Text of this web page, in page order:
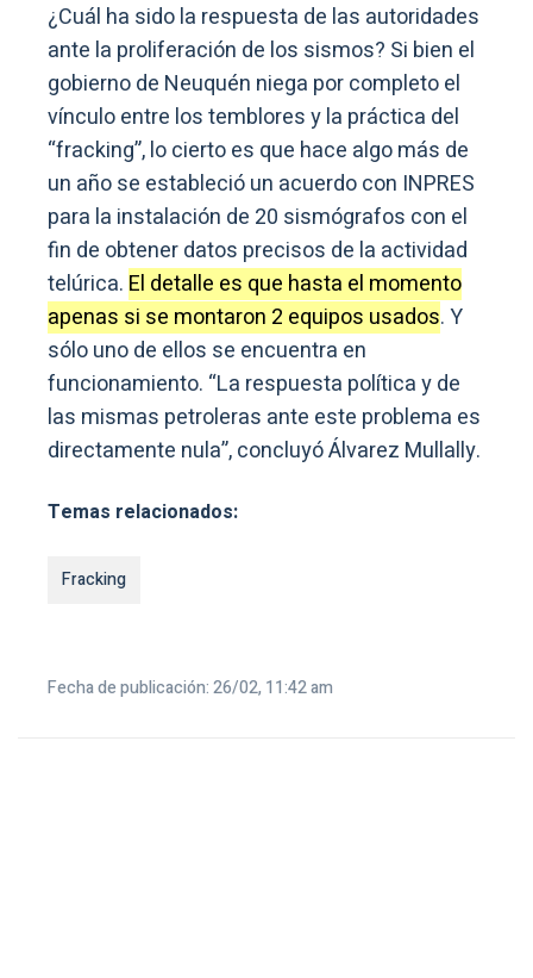
¿Cuál ha sido la respuesta de las autoridades
ante la proliferación de los sismos? Si bien el
gobierno de Neuquén niega por completo el
vínculo entre los temblores y la práctica del
“fracking”, lo cierto es que hace algo más de
un año se estableció un acuerdo con INPRES
para la instalación de 20 sismógrafos con el
fin de obtener datos precisos de la actividad
telúrica. El detalle es que hasta el momento
apenas si se montaron 2 equipos usados. Y
sólo uno de ellos se encuentra en
funcionamiento. “La respuesta política y de
las mismas petroleras ante este problema es
directamente nula”, concluyó Álvarez Mullally.
Temas relacionados:
Fracking
Fecha de publicación: 26/02, 11:42 am